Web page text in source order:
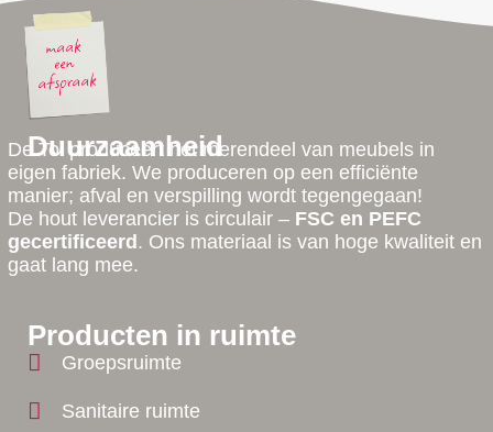
Producten in ruimte
Groepsruimte
Sanitaire ruimte
Duurzaamheid
De Tol produceert het merendeel van meubels in
eigen fabriek. We produceren op een efficiënte
manier; afval en verspilling wordt tegengegaan!
De hout leverancier is circulair – FSC en PEFC
gecertificeerd. Ons materiaal is van hoge kwaliteit en
gaat lang mee.